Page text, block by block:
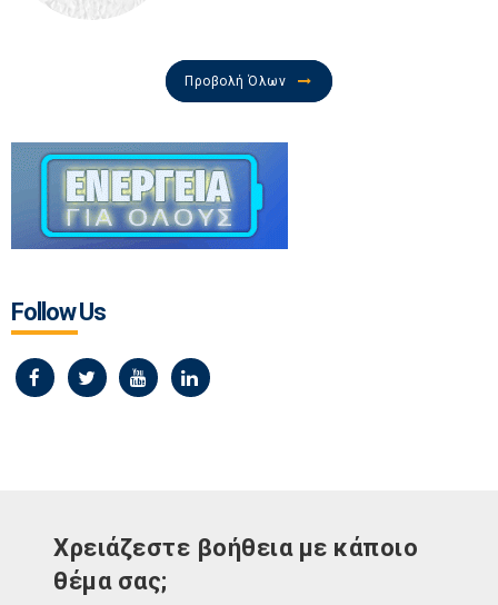
Προβολή Όλων
Follow Us
Χρειάζεστε βοήθεια με κάποιο
θέμα σας;